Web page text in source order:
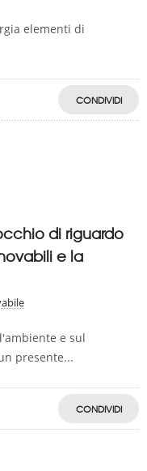
elementi di
CONDIVIDI
di riguardo
e la
e sul
presente...
CONDIVIDI